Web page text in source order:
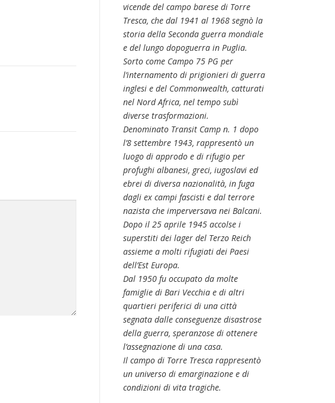
vicende del campo barese di Torre
Tresca, che dal 1941 al 1968 segnò la
storia della Seconda guerra mondiale
e del lungo dopoguerra in Puglia.
Sorto come Campo 75 PG per
l’internamento di prigionieri di guerra
inglesi e del Commonwealth, catturati
nel Nord Africa, nel tempo subì
diverse trasformazioni.
Denominato Transit Camp n. 1 dopo
l’8 settembre 1943, rappresentò un
luogo di approdo e di rifugio per
profughi albanesi, greci, iugoslavi ed
ebrei di diversa nazionalità, in fuga
dagli ex campi fascisti e dal terrore
nazista che imperversava nei Balcani.
Dopo il 25 aprile 1945 accolse i
superstiti dei lager del Terzo Reich
assieme a molti rifugiati dei Paesi
dell’Est Europa.
Dal 1950 fu occupato da molte
famiglie di Bari Vecchia e di altri
quartieri periferici di una città
segnata dalle conseguenze disastrose
della guerra, speranzose di ottenere
l’assegnazione di una casa.
Il campo di Torre Tresca rappresentò
un universo di emarginazione e di
condizioni di vita tragiche.